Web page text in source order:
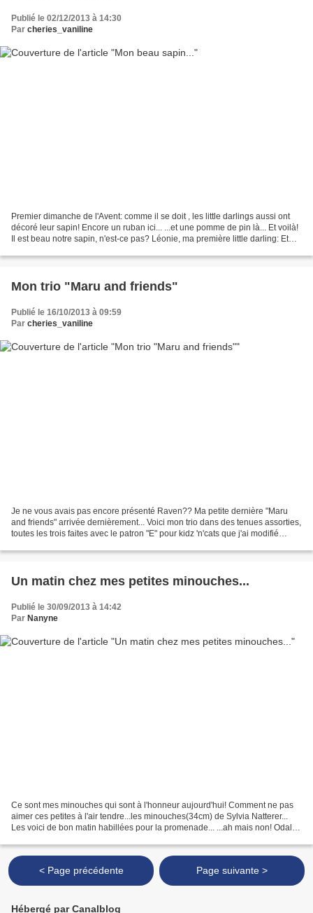
Publié le 02/12/2013 à 14:30
Par cheries_vaniline
Premier dimanche de l'Avent: comme il se doit , les little darlings aussi ont
décoré leur sapin! Encore un ruban ici... ...et une pomme de pin là... Et voilà!
Il est beau notre sapin, n'est-ce pas? Léonie, ma première little darling: Et
Mon trio "Maru and friends"
Publié le 16/10/2013 à 09:59
Par cheries_vaniline
Je ne vous avais pas encore présenté Raven?? Ma petite dernière "Maru
and friends" arrivée dernièrement... Voici mon trio dans des tenues assorties,
toutes les trois faites avec le patron "E" pour kidz 'n'cats que j'ai modifié
Un matin chez mes petites minouches...
Publié le 30/09/2013 à 14:42
Par Nanyne
Ce sont mes minouches qui sont à l'honneur aujourd'hui! Comment ne pas
aimer ces petites à l'air tendre...les minouches(34cm) de Sylvia Natterer...
Les voici de bon matin habillées pour la promenade... ...ah mais non! Odalys
< Page précédente Page suivante >
Hébergé par Canalblog